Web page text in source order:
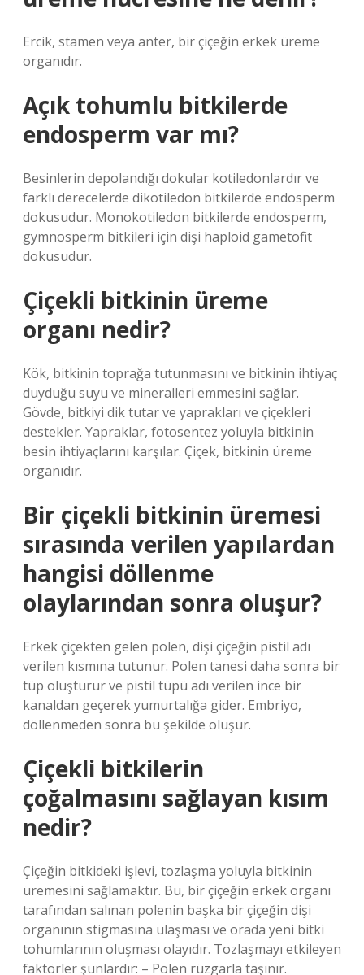
Ercik, stamen veya anter, bir çiçeğin erkek üreme
organıdır.
Açık tohumlu bitkilerde
endosperm var mı?
Besinlerin depolandığı dokular kotiledonlardır ve
farklı derecelerde dikotiledon bitkilerde endosperm
dokusudur. Monokotiledon bitkilerde endosperm,
gymnosperm bitkileri için dişi haploid gametofit
dokusudur.
Çiçekli bitkinin üreme
organı nedir?
Kök, bitkinin toprağa tutunmasını ve bitkinin ihtiyaç
duyduğu suyu ve mineralleri emmesini sağlar.
Gövde, bitkiyi dik tutar ve yaprakları ve çiçekleri
destekler. Yapraklar, fotosentez yoluyla bitkinin
besin ihtiyaçlarını karşılar. Çiçek, bitkinin üreme
organıdır.
Bir çiçekli bitkinin üremesi
sırasında verilen yapılardan
hangisi döllenme
olaylarından sonra oluşur?
Erkek çiçekten gelen polen, dişi çiçeğin pistil adı
verilen kısmına tutunur. Polen tanesi daha sonra bir
tüp oluşturur ve pistil tüpü adı verilen ince bir
kanaldan geçerek yumurtalığa gider. Embriyo,
döllenmeden sonra bu şekilde oluşur.
Çiçekli bitkilerin
çoğalmasını sağlayan kısım
nedir?
Çiçeğin bitkideki işlevi, tozlaşma yoluyla bitkinin
üremesini sağlamaktır. Bu, bir çiçeğin erkek organı
tarafından salınan polenin başka bir çiçeğin dişi
organının stigmasına ulaşması ve orada yeni bitki
tohumlarının oluşması olayıdır. Tozlaşmayı etkileyen
faktörler şunlardır: – Polen rüzgarla taşınır.